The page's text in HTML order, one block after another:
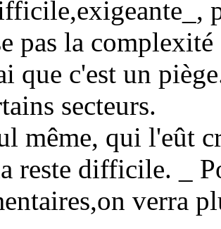
pas la
que c'est un
secteurs.
même, qui l'eût
reste difficile. _
verra